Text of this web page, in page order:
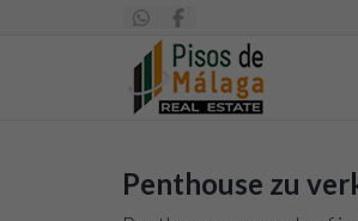
Penthouse zu